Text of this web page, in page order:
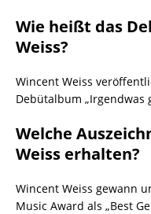
Wie heißt das
Weiss?
Wincent Weiss
Debütalbum „Irgendwas
Welche
Weiss erhalten?
Wincent Weiss gewann
Music Award als „Best